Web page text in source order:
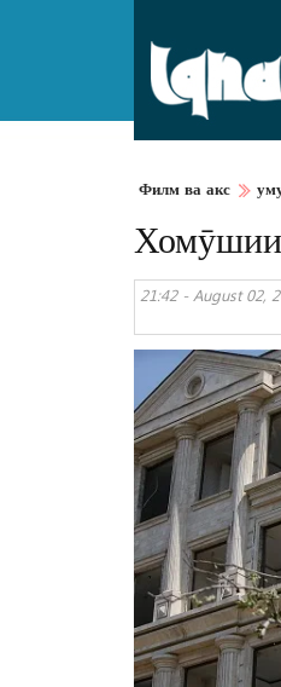
Филм ва акс
Хомӯшии
21:42 - August 02,